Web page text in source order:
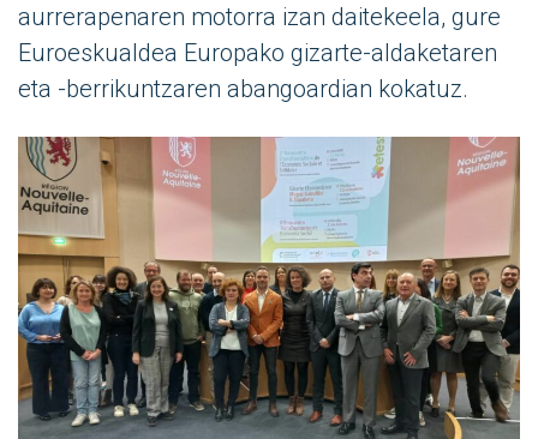
aurrerapenaren motorra izan daitekeela, gure
Euroeskualdea Europako gizarte-aldaketaren
eta -berrikuntzaren abangoardian kokatuz.